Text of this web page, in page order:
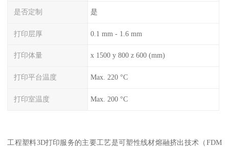
是否定制 是
打印层厚 0.1 mm - 1.6 mm
打印体量 x 1500 y 800 z 600 (mm)
打印平台温度 Max. 220 °C
打印室温度 Max. 200 °C
工程塑料3D打印服务的主要工艺是可塑性线材熔融挤出技术（FDM